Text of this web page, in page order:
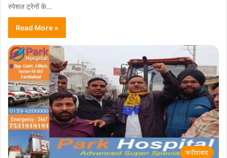
स्पेशल ट्रेनों के…
Read More »
फरीदाबाद